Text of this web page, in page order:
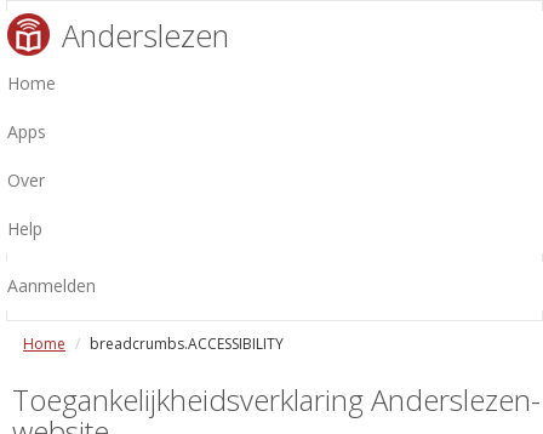
Anderslezen
Home
Apps
Over
Help
Aanmelden
Home breadcrumbs.ACCESSIBILITY
Toegankelijkheidsverklaring Anderslezen-